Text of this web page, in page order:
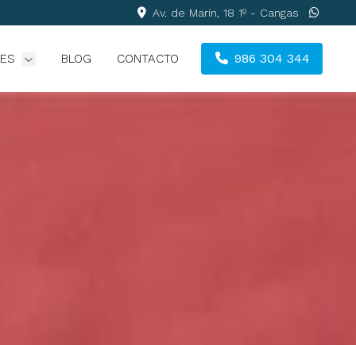
Av. de Marín, 18 1º - Cangas
BLOG CONTACTO 986 304 344